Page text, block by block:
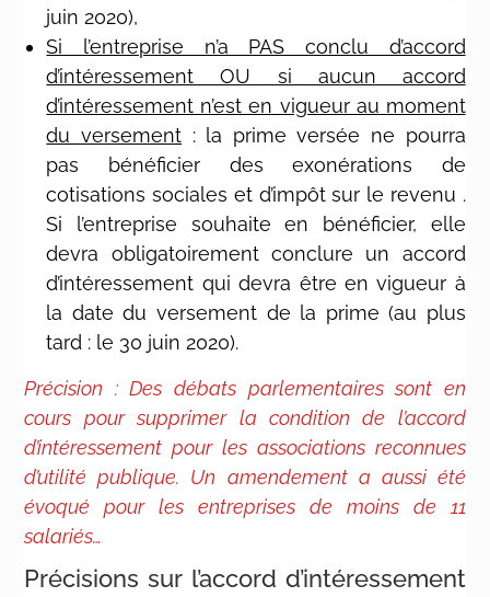
juin 2020),
Si l’entreprise n’a PAS conclu d’accord
d’intéressement OU si aucun accord
d’intéressement n’est en vigueur au moment
du versement : la prime versée ne pourra
pas bénéficier des exonérations de
cotisations sociales et d’impôt sur le revenu .
Si l’entreprise souhaite en bénéficier, elle
devra obligatoirement conclure un accord
d’intéressement qui devra être en vigueur à
la date du versement de la prime (au plus
tard : le 30 juin 2020).
Précision : Des débats parlementaires sont en
cours pour supprimer la condition de l’accord
d’intéressement pour les associations reconnues
d’utilité publique. Un amendement a aussi été
évoqué pour les entreprises de moins de 11
salariés…
Précisions sur l’accord d’intéressement